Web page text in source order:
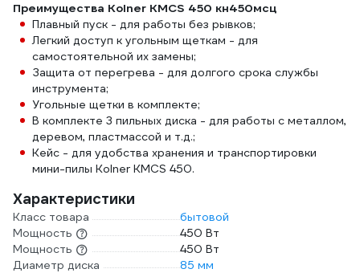
Преимущества Kolner КМСS 450 кн450мсц
Плавный пуск - для работы без рывков;
Легкий доступ к угольным щеткам - для
самостоятельной их замены;
Защита от перегрева - для долгого срока службы
инструмента;
Угольные щетки в комплекте;
В комплекте 3 пильных диска - для работы с металлом,
деревом, пластмассой и т.д.;
Кейс - для удобства хранения и транспортировки
мини-пилы Kolner КМСS 450.
Характеристики
Класс товара
бытовой
Мощность
450 Вт
Мощность
450 Вт
Диаметр диска
85 мм